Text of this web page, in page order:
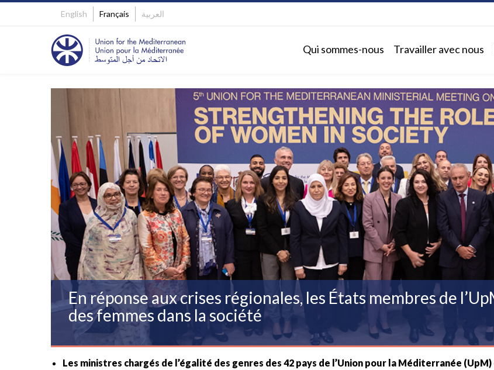
English Français العربية
Qui sommes-nous Travailler avec nous
En réponse aux crises régionales, les États membres de
des femmes dans la société
Les ministres chargés de l’égalité des genres des 42 pays de l’Union pour la Méditerranée